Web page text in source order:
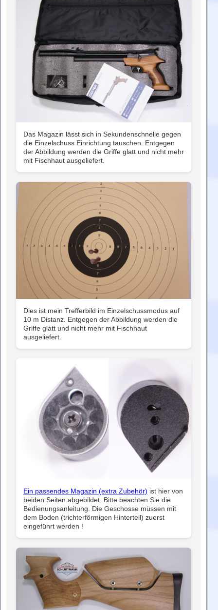
Das Magazin lässt sich in Sekundenschnelle gegen
die Einzelschuss Einrichtung tauschen. Entgegen
der Abbildung werden die Griffe glatt und nicht mehr
mit Fischhaut ausgeliefert.
Dies ist mein Trefferbild im Einzelschussmodus auf
10 m Distanz. Entgegen der Abbildung werden die
Griffe glatt und nicht mehr mit Fischhaut
ausgeliefert.
Ein passendes Magazin (extra Zubehör) ist hier von
beiden Seiten abgebildet. Bitte beachten Sie die
Bedienungsanleitung. Die Geschosse müssen mit
dem Boden (trichterförmigen Hinterteil) zuerst
eingeführt werden !